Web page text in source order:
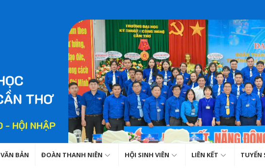
VĂN BẢN ĐOÀN THANH NIÊN HỘI SINH VIÊN LIÊN KẾT TUYỂN